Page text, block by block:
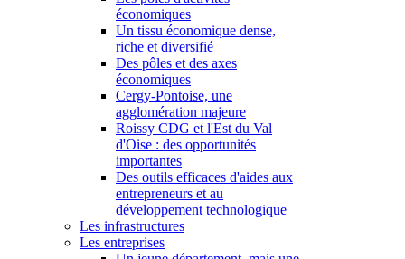
économiques
Un tissu économique dense,
riche et diversifié
Des pôles et des axes
économiques
Cergy-Pontoise, une
agglomération majeure
Roissy CDG et l'Est du Val
d'Oise : des opportunités
importantes
Des outils efficaces d'aides aux
entrepreneurs et au
développement technologique
Les infrastructures
Les entreprises